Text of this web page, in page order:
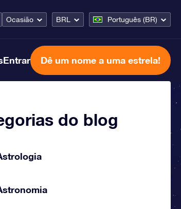
Ocasião BRL Português (BR)
Entrar Dê um nome a uma estrela!
do blog